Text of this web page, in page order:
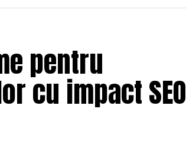
pentru
cu impact SEO